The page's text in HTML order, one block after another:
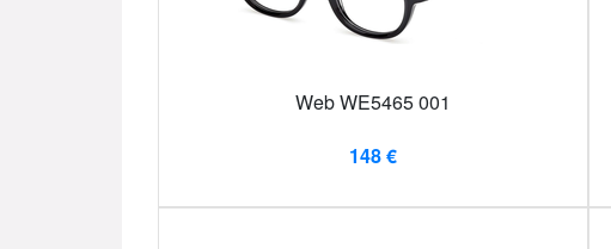
Web WE5465 001
148 €